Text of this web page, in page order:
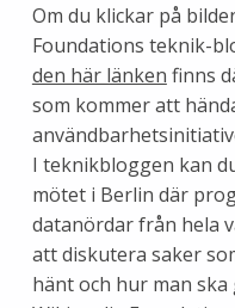
Om du klickar på
Foundations teknik-
den här länken finns
som kommer att
I teknikbloggen kan
mötet i Berlin där
datanördar från hela
att diskutera saker
hänt och hur man